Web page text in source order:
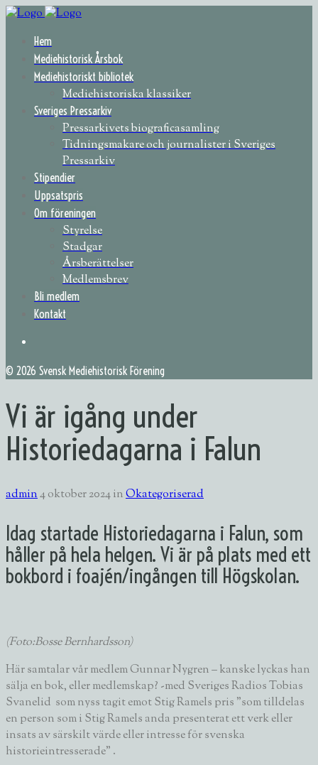
Hem
Mediehistorisk Årsbok
Mediehistoriskt bibliotek
Mediehistoriska klassiker
Sveriges Pressarkiv
Pressarkivets biograficasamling
Tidningsmakare och journalister i Sveriges
Pressarkiv
Stipendier
Uppsatspris
Om föreningen
Styrelse
Stadgar
Årsberättelser
Medlemsbrev
Bli medlem
Kontakt
© 2026 Svensk Mediehistorisk Förening
Vi är igång under
Historiedagarna i Falun
admin4 oktober 2024inOkategoriserad
Idag startade Historiedagarna i Falun, som
håller på hela helgen. Vi är på plats med ett
bokbord i foajén/ingången till Högskolan.
(Foto:Bosse Bernhardsson)
Här samtalar vår medlemGunnar Nygren– kanske lyckas han
sälja en bok, eller medlemskap? -med Sveriges RadiosTobias
Svanelid som nyss tagit emot Stig Ramels pris ”som tilldelas
en person som i Stig Ramels anda presenterat ett verk eller
insats av särskilt värde eller intresse för svenska
historieintresserade” .